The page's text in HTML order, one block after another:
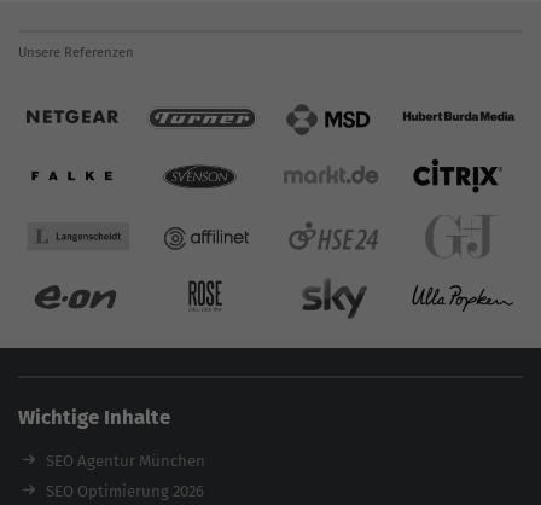
Unsere Referenzen
Wichtige Inhalte
SEO Agentur München
SEO Optimierung 2026